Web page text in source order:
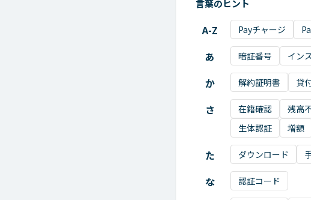
言葉のヒント
A-Z Payチャージ
あ 暗証番号 イン
か 解約証明書 貸
さ 在籍確認 残高
生体認証
増額
た ダウンロード
な 認証コード